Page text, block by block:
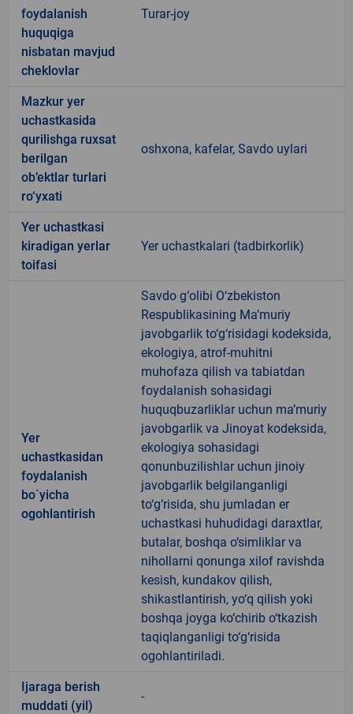
foydalanish
huquqiga
nisbatan mavjud
cheklovlar
Turar-joy
Mazkur yer
uchastkasida
qurilishga ruxsat
berilgan
ob’ektlar turlari
ro‘yxati
oshxona, kafelar, Savdo uylari
Yer uchastkasi
kiradigan yerlar
toifasi
Yer uchastkalari (tadbirkorlik)
Yer
uchastkasidan
foydalanish
bo`yicha
ogohlantirish
Savdo g‘olibi O‘zbekiston
Respublikasining Ma’muriy
javobgarlik to‘g‘risidagi kodeksida,
ekologiya, atrof-muhitni
muhofaza qilish va tabiatdan
foydalanish sohasidagi
huquqbuzarliklar uchun ma’muriy
javobgarlik va Jinoyat kodeksida,
ekologiya sohasidagi
qonunbuzilishlar uchun jinoiy
javobgarlik belgilanganligi
to‘g‘risida, shu jumladan er
uchastkasi huhudidagi daraxtlar,
butalar, boshqa o‘simliklar va
nihollarni qonunga xilof ravishda
kesish, kundakov qilish,
shikastlantirish, yo‘q qilish yoki
boshqa joyga ko‘chirib o‘tkazish
taqiqlanganligi to‘g‘risida
ogohlantiriladi.
Ijaraga berish
muddati (yil)
-